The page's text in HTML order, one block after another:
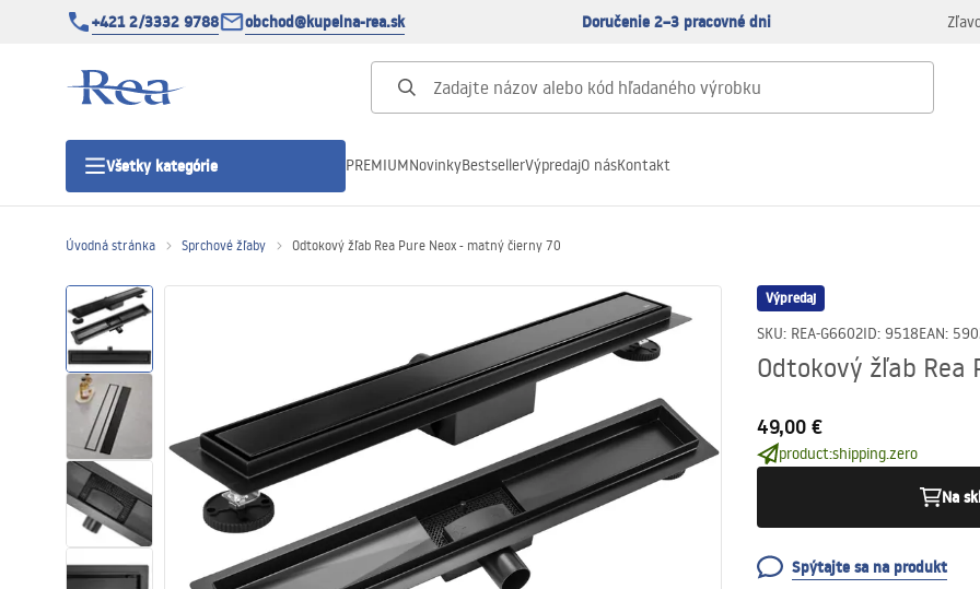
+421 2/3332 9788 obchod@kupelna-rea.sk Doručenie 2–3 pracovné dni
Všetky kategórie
Sprchové dvere
Sprchové vaničky
Sprchové žľaby
Sanitárna keramika
Umývadlá
PREMIUMNovinkyBestsellerVýpredajO násKontakt
Úvodná stránka Sprchové žľaby Odtokový žľab Rea Pure Neox - matný čierny 70
Výpredaj
SKU: REA-G6602ID: 9518EAN:
Odtokový žľab
49,00 €
product:shipping.zero
Na
Spýtajte sa na produkt